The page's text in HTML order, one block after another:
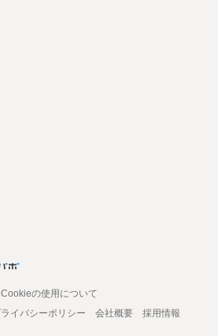
Cookieの使用について
イバシーポリシー 会社概要
採用情報